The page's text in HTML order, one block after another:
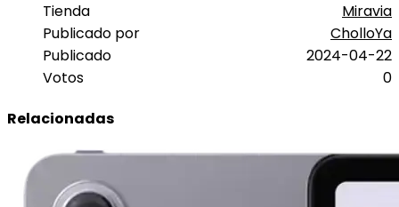
Tienda
Miravia
Publicado por
CholloYa
Publicado
2024-04-22
Votos
0
Relacionadas